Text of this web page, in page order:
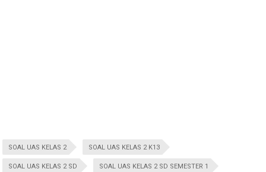
SOAL UAS KELAS 2 SOAL UAS KELAS 2 K13
SOAL UAS KELAS 2 SD SOAL UAS KELAS 2 SD SEMESTER 1